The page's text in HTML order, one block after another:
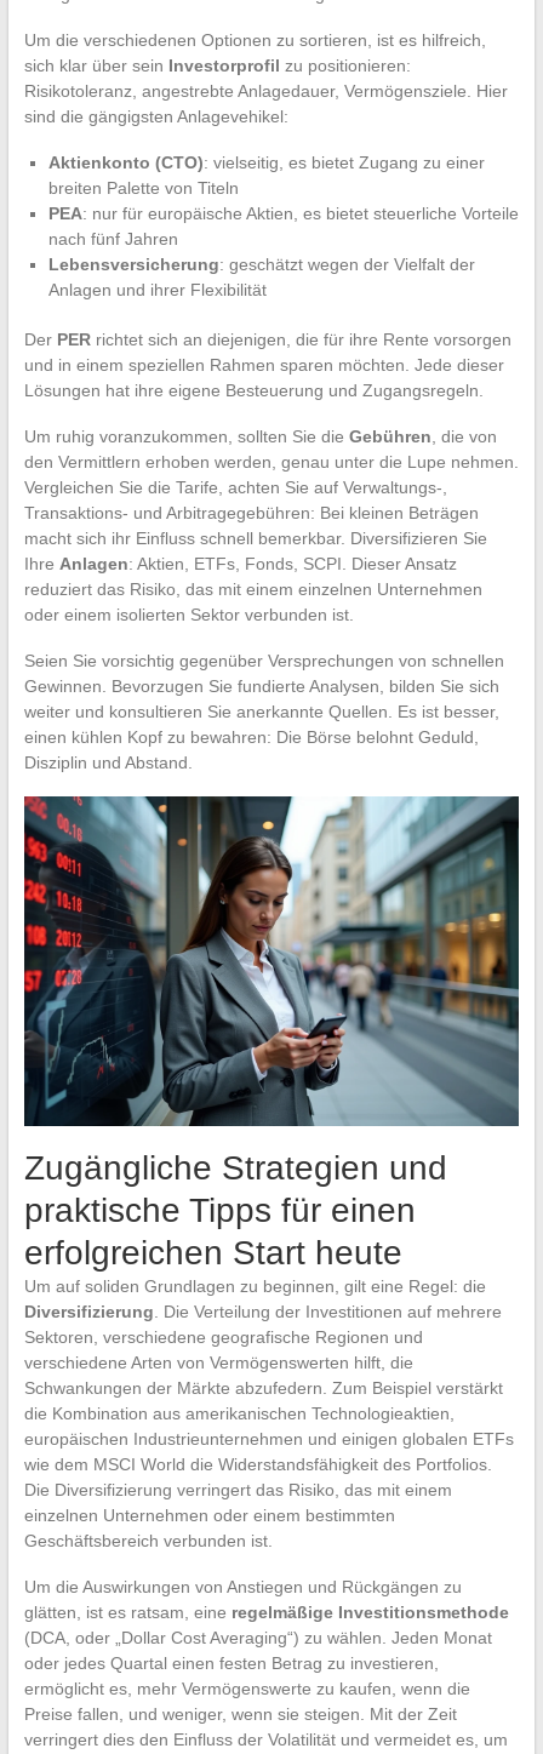
Um die verschiedenen Optionen zu sortieren, ist es hilfreich,
sich klar über sein Investorprofil zu positionieren:
Risikotoleranz, angestrebte Anlagedauer, Vermögensziele. Hier
sind die gängigsten Anlagevehikel:
Aktienkonto (CTO): vielseitig, es bietet Zugang zu einer
breiten Palette von Titeln
PEA: nur für europäische Aktien, es bietet steuerliche Vorteile
nach fünf Jahren
Lebensversicherung: geschätzt wegen der Vielfalt der
Anlagen und ihrer Flexibilität
Der PERrichtet sich an diejenigen, die für ihre Rente vorsorgen
und in einem speziellen Rahmen sparen möchten. Jede dieser
Lösungen hat ihre eigene Besteuerung und Zugangsregeln.
Um ruhig voranzukommen, sollten Sie die Gebühren , die von
den Vermittlern erhoben werden, genau unter die Lupe nehmen.
Vergleichen Sie die Tarife, achten Sie auf Verwaltungs-,
Transaktions- und Arbitragegebühren: Bei kleinen Beträgen
macht sich ihr Einfluss schnell bemerkbar. Diversifizieren Sie
Ihre Anlagen: Aktien, ETFs, Fonds, SCPI. Dieser Ansatz
reduziert das Risiko, das mit einem einzelnen Unternehmen
oder einem isolierten Sektor verbunden ist.
Seien Sie vorsichtig gegenüber Versprechungen von schnellen
Gewinnen. Bevorzugen Sie fundierte Analysen, bilden Sie sich
weiter und konsultieren Sie anerkannte Quellen. Es ist besser,
einen kühlen Kopf zu bewahren: Die Börse belohnt Geduld,
Disziplin und Abstand.
Zugängliche Strategien und
praktische Tipps für einen
erfolgreichen Start heute
Um auf soliden Grundlagen zu beginnen, gilt eine Regel: die
Diversifizierung . Die Verteilung der Investitionen auf mehrere
Sektoren, verschiedene geografische Regionen und
verschiedene Arten von Vermögenswerten hilft, die
Schwankungen der Märkte abzufedern. Zum Beispiel verstärkt
die Kombination aus amerikanischen Technologieaktien,
europäischen Industrieunternehmen und einigen globalen ETFs
wie dem MSCI World die Widerstandsfähigkeit des Portfolios.
Die Diversifizierung verringert das Risiko, das mit einem
einzelnen Unternehmen oder einem bestimmten
Geschäftsbereich verbunden ist.
Um die Auswirkungen von Anstiegen und Rückgängen zu
glätten, ist es ratsam, eine regelmäßige Investitionsmethode
(DCA, oder „Dollar Cost Averaging“) zu wählen. Jeden Monat
oder jedes Quartal einen festen Betrag zu investieren,
ermöglicht es, mehr Vermögenswerte zu kaufen, wenn die
Preise fallen, und weniger, wenn sie steigen. Mit der Zeit
verringert dies den Einfluss der Volatilität und vermeidet es, um